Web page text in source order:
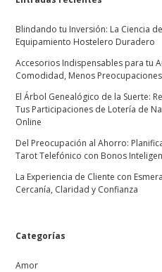
Blindando tu Inversión: La Ciencia
Equipamiento Hostelero Duradero
Accesorios Indispensables para tu
Comodidad, Menos Preocupaciones
El Árbol Genealógico de la Suerte:
Tus Participaciones de Lotería de
Online
Del Preocupación al Ahorro:
Tarot Telefónico con Bonos
La Experiencia de Cliente con
Cercanía, Claridad y Confianza
Categorías
Amor